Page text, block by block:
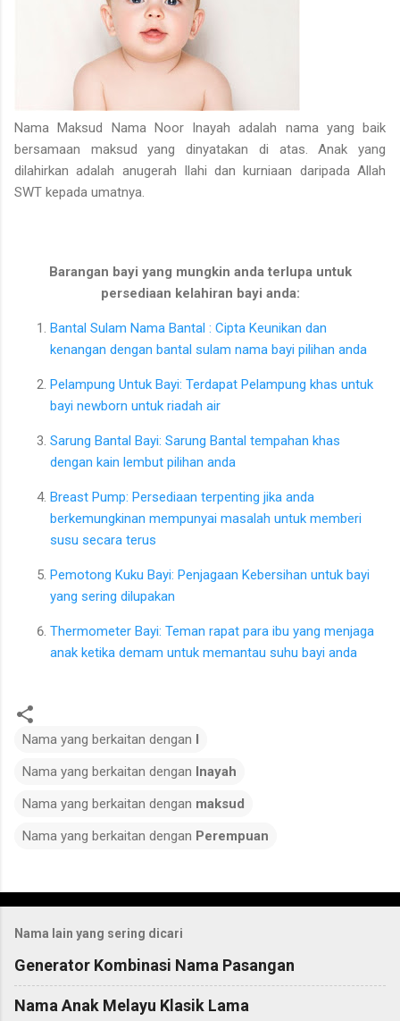
Nama Maksud Nama Noor Inayah adalah nama yang baik
bersamaan maksud yang dinyatakan di atas. Anak yang
dilahirkan adalah anugerah Ilahi dan kurniaan daripada Allah
SWT kepada umatnya.
Barangan bayi yang mungkin anda terlupa untuk
persediaan kelahiran bayi anda:
Bantal Sulam Nama Bantal : Cipta Keunikan dan
kenangan dengan bantal sulam nama bayi pilihan anda
Pelampung Untuk Bayi: Terdapat Pelampung khas untuk
bayi newborn untuk riadah air
Sarung Bantal Bayi: Sarung Bantal tempahan khas
dengan kain lembut pilihan anda
Breast Pump: Persediaan terpenting jika anda
berkemungkinan mempunyai masalah untuk memberi
susu secara terus
Pemotong Kuku Bayi: Penjagaan Kebersihan untuk bayi
yang sering dilupakan
Thermometer Bayi: Teman rapat para ibu yang menjaga
anak ketika demam untuk memantau suhu bayi anda
Nama yang berkaitan dengan I
Nama yang berkaitan dengan Inayah
Nama yang berkaitan dengan maksud
Nama yang berkaitan dengan Perempuan
o
m
m
e
n
Nama lain yang sering dicari
Generator Kombinasi Nama Pasangan
Nama Anak Melayu Klasik Lama